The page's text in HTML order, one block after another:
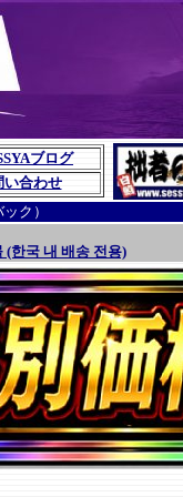
ブログ
い合わせ
ク）
(한국 내 배송 전용)